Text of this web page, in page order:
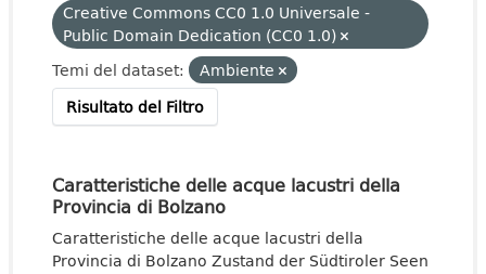
Creative Commons CC0 1.0 Universale -
Public Domain Dedication (CC0 1.0)
Temi del dataset:
Ambiente
Risultato del Filtro
Caratteristiche delle acque lacustri della
Provincia di Bolzano
Caratteristiche delle acque lacustri della
Provincia di Bolzano Zustand der Südtiroler Seen